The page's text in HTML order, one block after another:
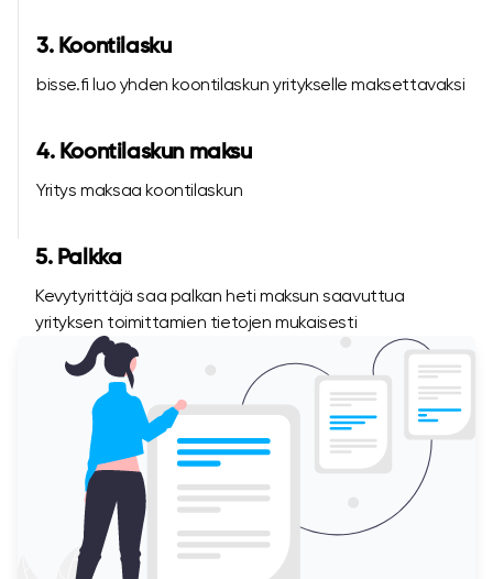
3. Koontilasku
bisse.fi luo yhden koontilaskun yritykselle maksettavaksi
4. Koontilaskun maksu
Yritys maksaa koontilaskun
5. Palkka
Kevytyrittäjä saa palkan heti maksun saavuttua
yrityksen toimittamien tietojen mukaisesti